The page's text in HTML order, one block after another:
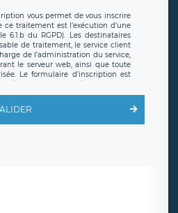
vous permet de vous inscrire
ce traitement est l’exécution d’une
6.1.b du RGPD). Les destinataires
de traitement, le service client
de l’administration du service,
le serveur web, ainsi que toute
Le formulaire d’inscription est
conformes au RGPD. Les
étant entendu que vous pouvez
de vos données et retirer votre